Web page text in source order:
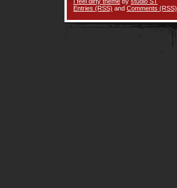
Entries (RSS) and Comments (RSS)